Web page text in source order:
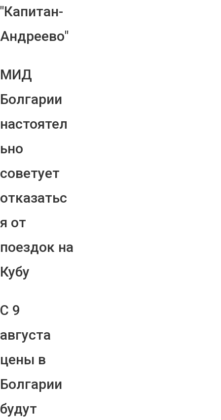
"Капитан-
Андреево"
МИД
Болгарии
настоятел
ьно
советует
отказатьс
я от
поездок на
Кубу
С 9
августа
цены в
Болгарии
будут